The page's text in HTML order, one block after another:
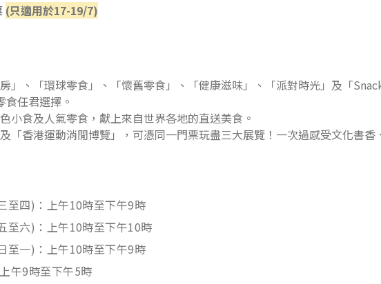
(只適用於17-19/7)
」、「環球零食」、「懷舊零食」、「健康滋味」、「派對時光」及「
任君選擇。
小食及人氣零食，獻上來自世界各地的直送美食。
「香港運動消閒博覽」，可憑同一門票玩盡三大展覽！一次過感受文化書香
至四)：上午10時至下午9時
至六)：上午10時至下午10時
至一)：上午10時至下午9時
午9時至下午5時